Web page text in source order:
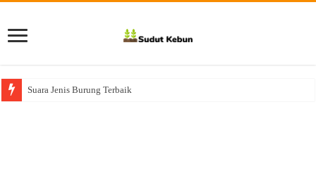
Suara Jenis Burung Terbaik